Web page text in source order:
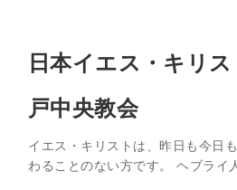
日本イエス・キリ
戸中央教会
イエス・キリストは、昨日も今日
わることのない方です。 ヘブライ